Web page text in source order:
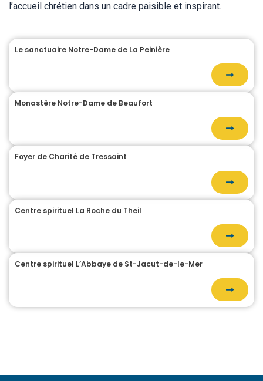
l’accueil chrétien dans un cadre paisible et inspirant.
Le sanctuaire Notre-Dame de La Peinière
Monastère Notre-Dame de Beaufort
Foyer de Charité de Tressaint
Centre spirituel La Roche du Theil
Centre spirituel L’Abbaye de St-Jacut-de-le-Mer